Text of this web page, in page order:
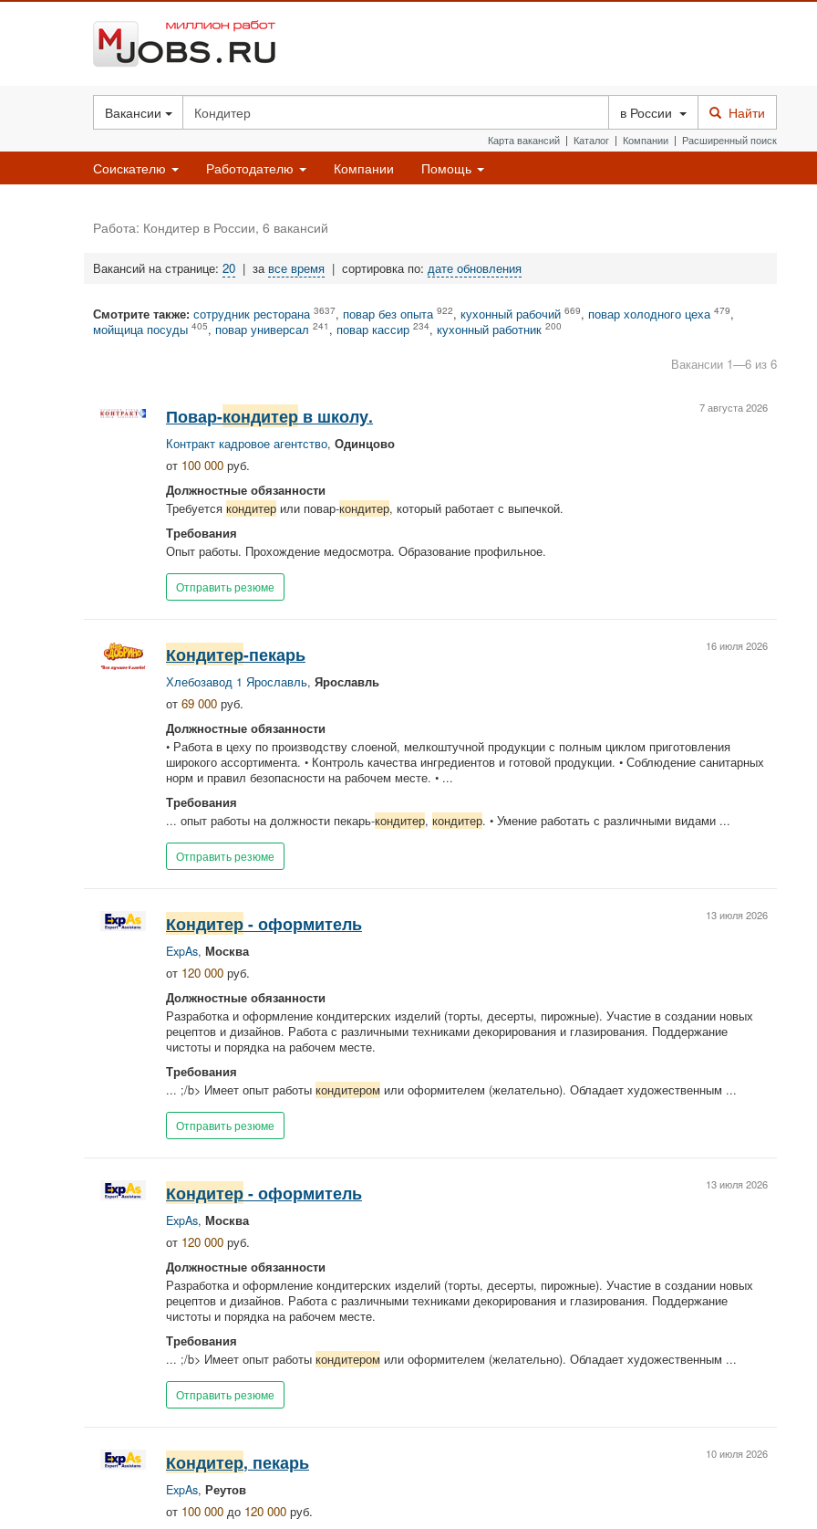
Вакансии в России Найти
Карта вакансий | Каталог | Компании | Расширенный поиск
Соискателю Работодателю Компании Помощь
Работа: Кондитер в России, 6 вакансий
Вакансий на странице: 20 | за все время | сортировка по: дате обновления
Смотрите также: сотрудник ресторана 3637, повар без опыта 922, кухонный рабочий 669, повар холодного цеха 479,
мойщица посуды 405, повар универсал 241 , повар кассир 234, кухонный работник 200
Вакансии 1—6 из 6
7 августа 2026
Повар-кондитер в школу.
Контракт кадровое агентство, Одинцово
от 100 000 руб.
Должностные обязанности
Требуется кондитер или повар-кондитер, который работает с выпечкой.
Требования
Опыт работы. Прохождение медосмотра. Образование профильное.
Отправить резюме
16 июля 2026
Кондитер-пекарь
Хлебозавод 1 Ярославль, Ярославль
от 69 000 руб.
Должностные обязанности
• Работа в цеху по производству слоеной, мелкоштучной продукции с полным циклом приготовления
широкого ассортимента. • Контpoль качества ингредиентов и готовой продукции. • Соблюдение санитарных
норм и правил безопасности на рабочем месте. • ...
Требования
... опыт работы на должности пекарь-кондитер, кондитер. • Умение работать с различными видами ...
Отправить резюме
13 июля 2026
Кондитер - оформитель
ExpAs, Москва
от 120 000 руб.
Должностные обязанности
Разработка и оформление кондитерских изделий (торты, десерты, пирожные). Участие в создании новых
рецептов и дизайнов. Работа с различными техниками декорирования и глазирования. Поддержание
чистоты и порядка на рабочем месте.
Требования
... ;/b> Имеет опыт работы кондитером или оформителем (желательно). Обладает художественным ...
Отправить резюме
13 июля 2026
Кондитер - оформитель
ExpAs, Москва
от 120 000 руб.
Должностные обязанности
Разработка и оформление кондитерских изделий (торты, десерты, пирожные). Участие в создании новых
рецептов и дизайнов. Работа с различными техниками декорирования и глазирования. Поддержание
чистоты и порядка на рабочем месте.
Требования
... ;/b> Имеет опыт работы кондитером или оформителем (желательно). Обладает художественным ...
Отправить резюме
10 июля 2026
Кондитер, пекарь
ExpAs, Реутов
от 100 000 до 120 000 руб.